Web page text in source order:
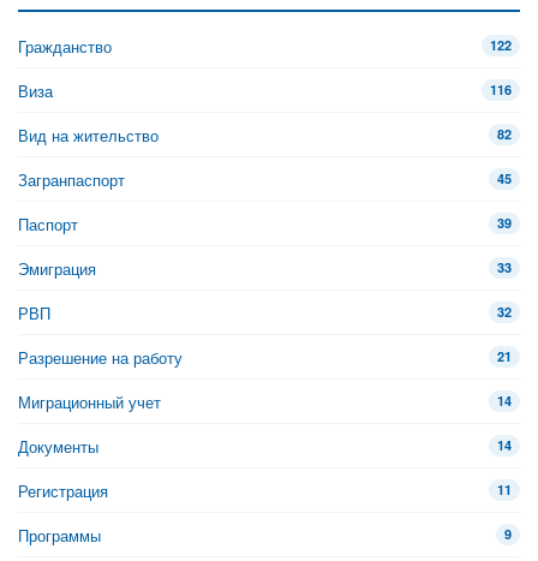
Гражданство 122
Виза 116
Вид на жительство 82
Загранпаспорт 45
Паспорт 39
Эмиграция 33
РВП 32
Разрешение на работу 21
Миграционный учет 14
Документы 14
Регистрация 11
Программы 9